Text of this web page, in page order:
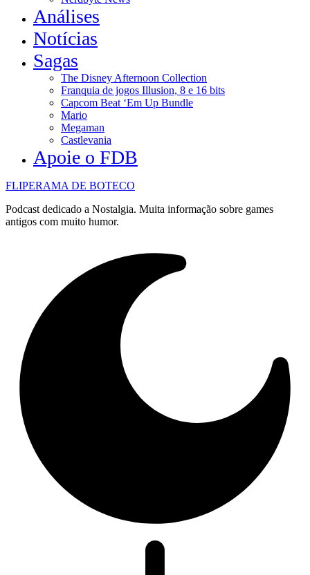
Análises
Notícias
Sagas
The Disney Afternoon Collection
Franquia de jogos Illusion, 8 e 16 bits
Capcom Beat ‘Em Up Bundle
Mario
Megaman
Castlevania
Apoie o FDB
FLIPERAMA DE BOTECO
Podcast dedicado a Nostalgia. Muita informação sobre games
antigos com muito humor.